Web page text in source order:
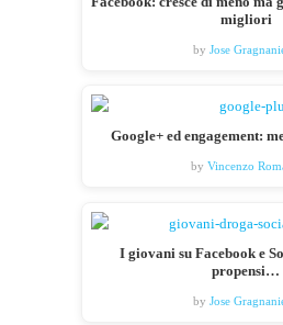
migliori
by Jose
Google+ ed engagement:
by Vincenzo
I giovani su Facebook e
propensi…
by Jose